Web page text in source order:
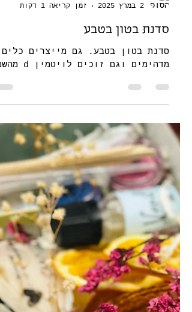
מיטל כהן
2 במרץ 2025
זמן קריאה 1 דקות
סדנת בטון בטבע
סדנת בטון בטבע. גם מייצרים כלים
מדהימים וגם זוכים לויטמין d מהשמש